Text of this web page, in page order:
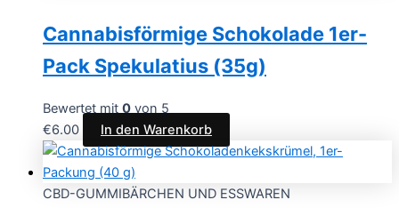
Cannabisförmige Schokolade 1er-
Pack Spekulatius (35g)
Bewertet mit 0 von 5
€6.00 In den Warenkorb
CBD-GUMMIBÄRCHEN UND ESSWAREN